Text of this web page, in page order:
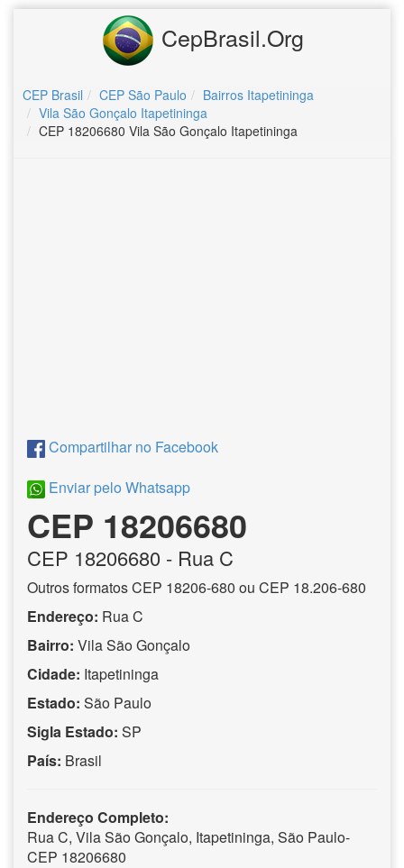
CepBrasil.Org
CEP Brasil CEP São Paulo
Bairros Itapetininga
Vila São Gonçalo Itapetininga
CEP 18206680 Vila São Gonçalo Itapetininga
Compartilhar no Facebook
Enviar pelo Whatsapp
CEP 18206680
CEP 18206680 - Rua C
Outros formatos CEP 18206-680 ou CEP 18.206-680
Endereço: Rua C
Bairro: Vila São Gonçalo
Cidade: Itapetininga
Estado: São Paulo
Sigla Estado: SP
País: Brasil
Endereço Completo:
Rua C, Vila São Gonçalo, Itapetininga, São Paulo-
CEP 18206680